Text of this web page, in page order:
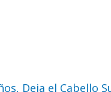
Deja el Cabello